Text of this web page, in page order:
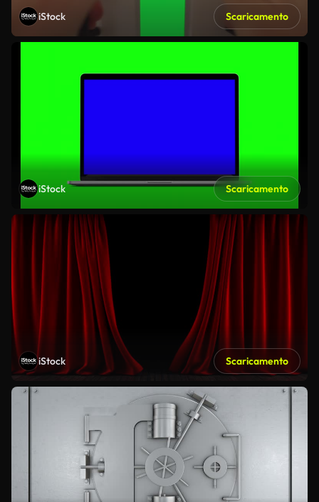
iStock Scaricamento
iStock Scaricamento
iStock Scaricamento